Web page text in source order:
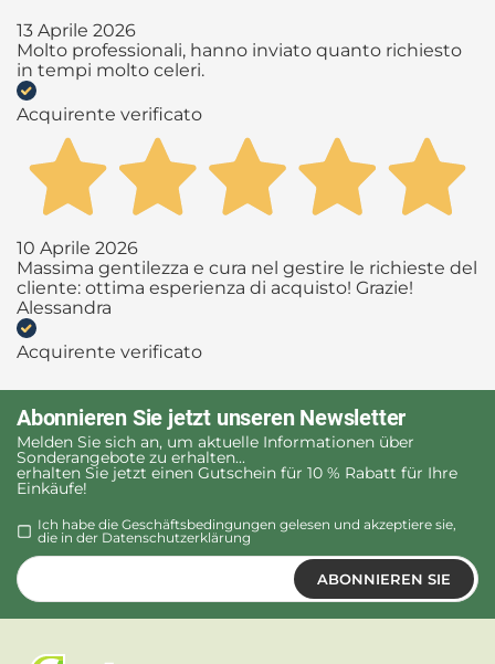
13 Aprile 2026
Molto professionali, hanno inviato quanto richiesto
in tempi molto celeri.
Acquirente verificato
10 Aprile 2026
Massima gentilezza e cura nel gestire le richieste del
cliente: ottima esperienza di acquisto! Grazie!
Alessandra
Acquirente verificato
Abonnieren Sie jetzt unseren Newsletter
Melden Sie sich an, um aktuelle Informationen über
Sonderangebote zu erhalten...
erhalten Sie jetzt einen Gutschein für 10 % Rabatt für Ihre
Einkäufe!
Ich habe die Geschäftsbedingungen gelesen und akzeptiere sie,
die in der Datenschutzerklärung
ABONNIEREN SIE